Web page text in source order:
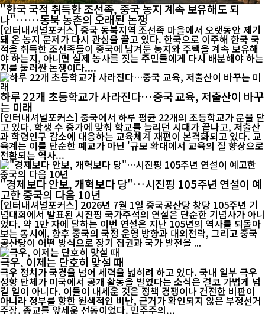
"한국 국적 취득한 조선족, 중국 농지 계속 보유해도 되
나"……동북 농촌의 오래된 논쟁
[인터내셔널포커스] 중국 동북지역 조선족 마을에서 오랫동안 제기
돼 온 농지 문제가 다시 관심을 끌고 있다. 한국으로 이주해 한국 국
적을 취득한 조선족들이 중국에 남겨둔 농지와 주택을 계속 보유해
야 하는지, 아니면 실제 농사를 짓는 주민들에게 다시 배분해야 하는
지를 둘러싼 논쟁이다....
하루 22개 초등학교가 사라진다…중국 교육, 저출산이 바꾸
는 미래
[인터내셔널포커스] 중국에서 하루 평균 22개의 초등학교가 문을 닫
고 있다. 학생 수 증가에 맞춰 학교를 늘리던 시대가 끝나고, 저출산
과 학령인구 감소에 대응하는 교육체계 재편이 본격화되고 있다. 교
육계는 이를 단순한 폐교가 아닌 '규모 확대에서 교육의 질 향상으로
전환되는 역사...
"경제보다 안보, 개혁보다 당"…시진핑 105주년 연설이 예
고한 중국의 다음 10년
[인터내셔널포커스] 2026년 7월 1일 중국공산당 창당 105주년 기
념대회에서 발표된 시진핑 국가주석의 연설은 단순한 기념사가 아니
었다. 약 1만 자에 달하는 이번 연설은 지난 105년의 역사를 되돌아
보는 동시에, 향후 중국의 국정 운영 방향과 대외전략, 그리고 중국
공산당이 어떤 방식으로 장기 집권과 국가 발전을 ...
극우, 이제는 단호히 맞설 때
극우 정치가 국경을 넘어 세력을 넓히려 하고 있다. 국내 일부 극우
성향 단체가 미국에서 공개 활동을 벌였다는 소식은 결코 가볍게 넘
길 일이 아니다. 이들이 내세운 것은 정책 경쟁이나 건전한 비판이
아니라 정부를 향한 원색적인 비난, 근거가 확인되지 않은 부정선거
주장, 종교를 앞세운 선동이었다. 민주주의...